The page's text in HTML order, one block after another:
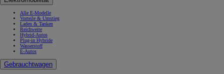
Alle E-Modelle
Vorteile & Umstieg
Laden & Tanken
Reichweite
Hybrid-Autos
Plug-in Hybride
Wasserstoff
E-Autos
Gebrauchtwagen